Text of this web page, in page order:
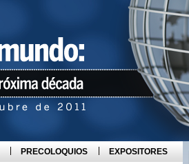
PRECOLOQUIOS EXPOSITORES